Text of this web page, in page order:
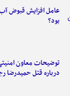
عامل افزایش قبوض
بود؟
توضیحات معاون
درباره قتل حمیدرضا